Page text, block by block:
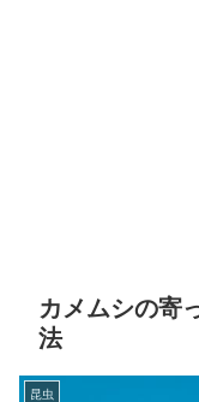
カメムシの寄
法
昆虫